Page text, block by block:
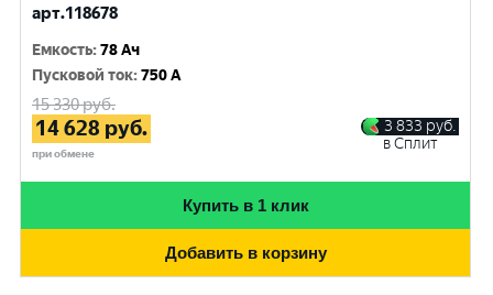
арт.118678
Емкость:78 Ач
Пусковой ток:750 A
15 330руб.
14 628 руб.
при обмене
3 833 руб.
в Сплит
Купить в 1 клик
Добавить в корзину